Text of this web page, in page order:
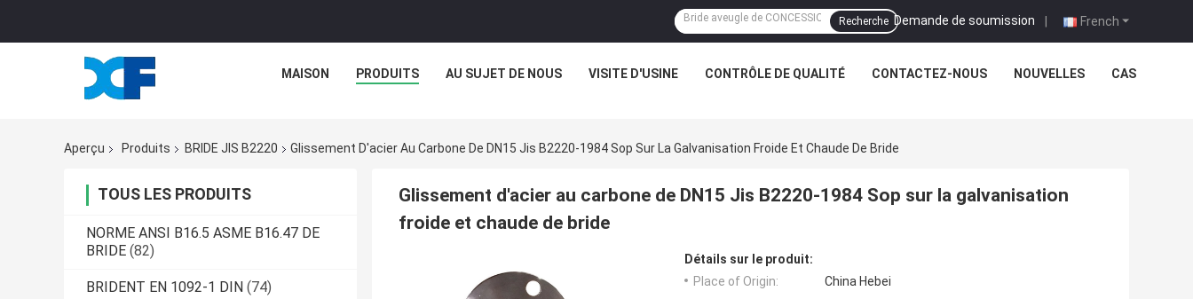
French
Demande de soumission |
Recherche
MAISON PRODUITS AU SUJET DE NOUS VISITE D'USINE CONTRÔLE DE QUALITÉ CONTACTEZ-NOUS NOUVELLES CAS
Aperçu Produits BRIDE JIS B2220 Glissement D'acier Au Carbone De DN15 Jis B2220-1984 Sop Sur La Galvanisation Froide Et Chaude De Bride
TOUS LES PRODUITS
NORME ANSI B16.5 ASME B16.47 DE
BRIDE (82)
BRIDENT EN 1092-1 DIN (74)
Glissement d'acier au carbone de DN15 Jis B2220-1984 Sop sur la galvanisation
froide et chaude de bride
Détails sur le produit:
Place of Origin:
China Hebei